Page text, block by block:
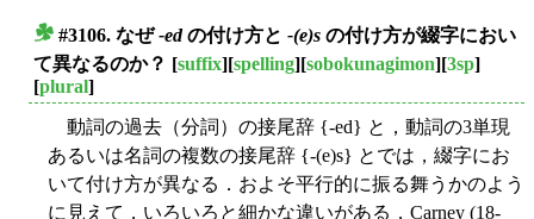
#3106. なぜ-edの付け方と -(e)s の付け方が綴字におい
て異なるのか？ [suffix][spelling][sobokunagimon][3sp]
[plural]
動詞の過去（分詞）の接尾辞 {-ed} と，動詞の3単現
あるいは名詞の複数の接尾辞 {-(e)s} とでは，綴字にお
いて付け方が異なる．およそ平行的に振る舞うかのよう
に見えて，いろいろと細かな違いがある．Carney (18-